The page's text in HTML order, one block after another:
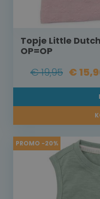
Topje Little
OP=OP
€ 19,95 €
PROMO -20%